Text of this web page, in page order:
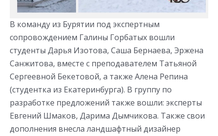
В команду из Бурятии под экспертным
сопровождением Галины Горбатых вошли
студенты Дарья Изотова, Саша Бернаева, Эржена
Санжитова, вместе с преподавателем Татьяной
Сергеевной Бекетовой, а также Алена Репина
(студентка из Екатеринбурга). В группу по
разработке предложений также вошли: эксперты
Евгений Шмаков, Дарима Дымчикова. Также свои
дополнения внесла ландшафтный дизайнер